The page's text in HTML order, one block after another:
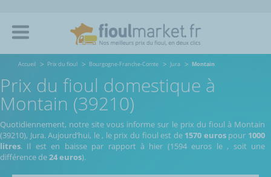
Accueil Prix du fioul Bourgogne-Franche-Comte Jura Montain
Prix du fioul domestique à
Montain (39210)
Quotidiennement, notre site vous informe sur le prix du fioul à Montain
(39210), Jura.Aujourd’hui, le , le prix du fioul est de 1570 eurospour 1000
litres. Il est en baisse par rapport à hier (1594 euros le, soit une
différence de24 euros).